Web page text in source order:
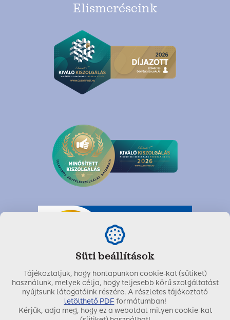
Elismeréseink
Utolsó módosítás dátuma:2026. július 03.
Süti beállítások
Tájékoztatjuk, hogy honlapunkon cookie-kat (sütiket)
használunk, melyek célja, hogy teljesebb körű szolgáltatást
nyújtsunk látogatóink részére. A részletes tájékoztató
letölthető PDF formátumban!
Kérjük, adja meg, hogy ez a weboldal milyen cookie-kat